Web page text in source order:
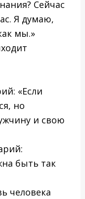
Сейчас
Я думаю,
мы.»
«Если
но
и свою
быть так
человека